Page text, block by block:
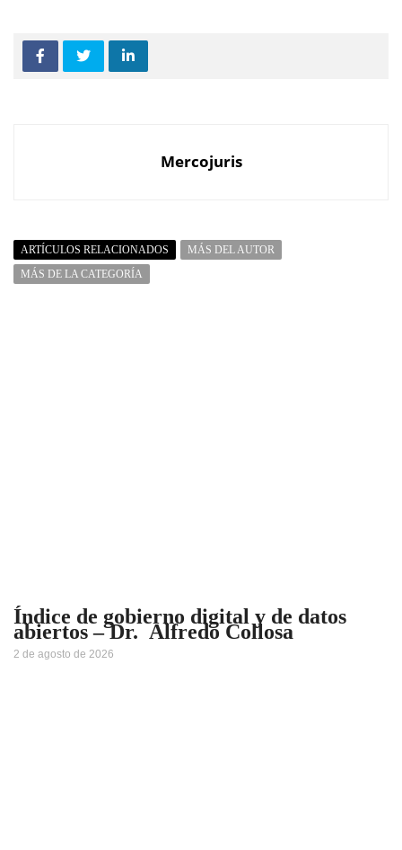
Mercojuris
ARTÍCULOS RELACIONADOS
MÁS DEL AUTOR
MÁS DE LA CATEGORÍA
Índice de gobierno digital y de datos
abiertos – Dr. Alfredo Collosa
2 de agosto de 2026